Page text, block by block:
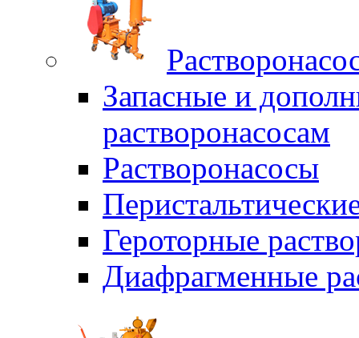
Запасные и
растворонасосам
Растворонасосы
Героторные
Диафрагменные